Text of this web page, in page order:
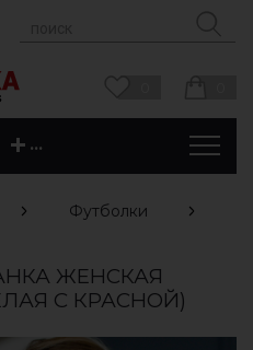
...
Футболки
ЖЕНСКАЯ
С КРАСНОЙ)